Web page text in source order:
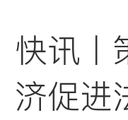
快讯丨
济促进